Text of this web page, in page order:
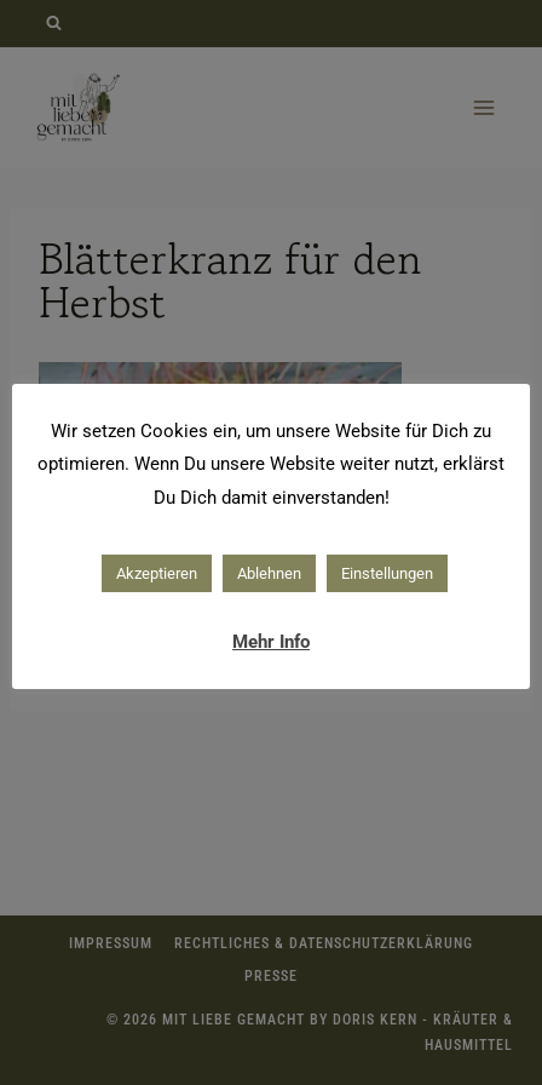
springen
Blätterkranz für den
Herbst
IMPRESSUM
RECHTLICHES & DATENSCHUTZERKLÄRUNG
PRESSE
© 2026 MIT LIEBE GEMACHT BY DORIS KERN - KRÄUTER &
HAUSMITTEL
Wir setzen Cookies ein, um unsere Website für Dich zu
optimieren. Wenn Du unsere Website weiter nutzt, erklärst
Du Dich damit einverstanden!
Akzeptieren Ablehnen Einstellungen
Mehr Info